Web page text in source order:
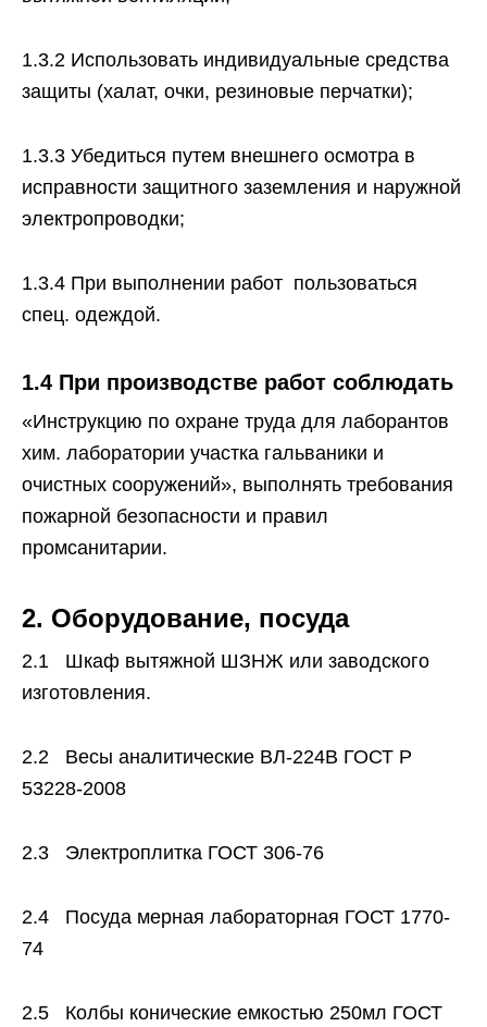
1.3.2 Использовать индивидуальные средства
защиты (халат, очки, резиновые перчатки);
1.3.3 Убедиться путем внешнего осмотра в
исправности защитного заземления и наружной
электропроводки;
1.3.4 При выполнении работ пользоваться
спец. одеждой.
1.4 При производстве работ соблюдать
«Инструкцию по охране труда для лаборантов
хим. лаборатории участка гальваники и
очистных сооружений», выполнять требования
пожарной безопасности и правил
промсанитарии.
2. Оборудование, посуда
2.1 Шкаф вытяжной ШЗНЖ или заводского
изготовления.
2.2 Весы аналитические ВЛ-224В ГОСТ Р
53228-2008
2.3 Электроплитка ГОСТ 306-76
2.4 Посуда мерная лабораторная ГОСТ 1770-
74
2.5 Колбы конические емкостью 250мл ГОСТ